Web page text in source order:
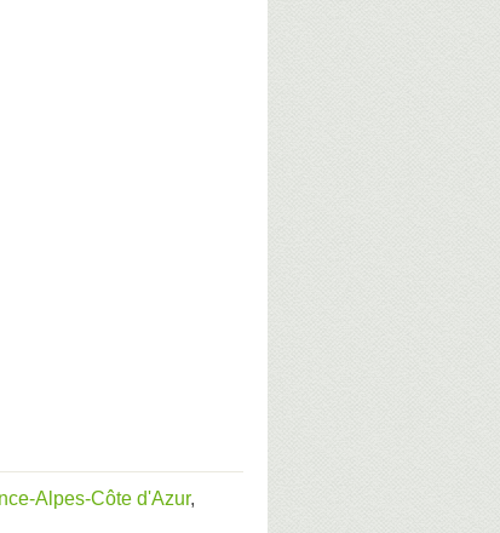
Alpes-Côte d'Azur,